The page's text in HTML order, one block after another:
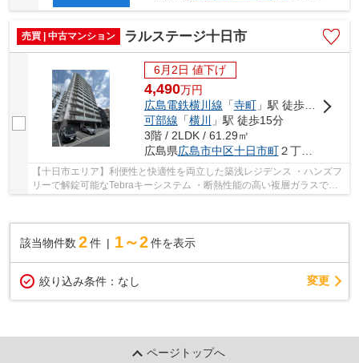
売買 | 中古マンション ラルステージ十日市
6月2日 値下げ
4,490万円
広島電鉄横川線 「寺町」駅 徒歩2分
可部線 「横川
」駅 徒歩15分
3階 / 2LDK / 61.29㎡
広島県広島市中区十日市町２丁目1-19
【十日市エリア】利便性と快適性を両立した築浅レジデンス ・ハンズフ
リーで解錠可能なTebraキーシステム ・断熱性能の高い複層ガラスで結
該当物件数 2件 1～2 件を表示
絞り込み条件： なし 変更
ページトップへ